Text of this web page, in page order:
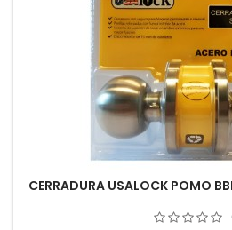
CERRADURA USALOCK POMO